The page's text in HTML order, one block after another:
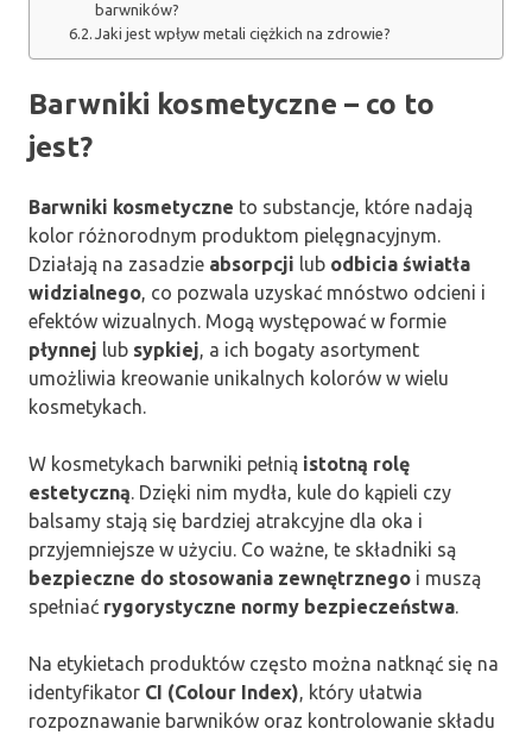
barwników?
Jaki jest wpływ metali ciężkich na zdrowie?
Barwniki kosmetyczne – co to
jest?
Barwniki kosmetyczne to substancje, które nadają
kolor różnorodnym produktom pielęgnacyjnym.
Działają na zasadzie absorpcji lub odbicia światła
widzialnego, co pozwala uzyskać mnóstwo odcieni i
efektów wizualnych. Mogą występować w formie
płynnej lub sypkiej, a ich bogaty asortyment
umożliwia kreowanie unikalnych kolorów w wielu
kosmetykach.
W kosmetykach barwniki pełnią istotną rolę
estetyczną. Dzięki nim mydła, kule do kąpieli czy
balsamy stają się bardziej atrakcyjne dla oka i
przyjemniejsze w użyciu. Co ważne, te składniki są
bezpieczne do stosowania zewnętrznego i muszą
spełniać rygorystyczne normy bezpieczeństwa.
Na etykietach produktów często można natknąć się na
identyfikator CI (Colour Index), który ułatwia
rozpoznawanie barwników oraz kontrolowanie składu